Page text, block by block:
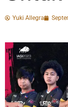
Yuki Allegra